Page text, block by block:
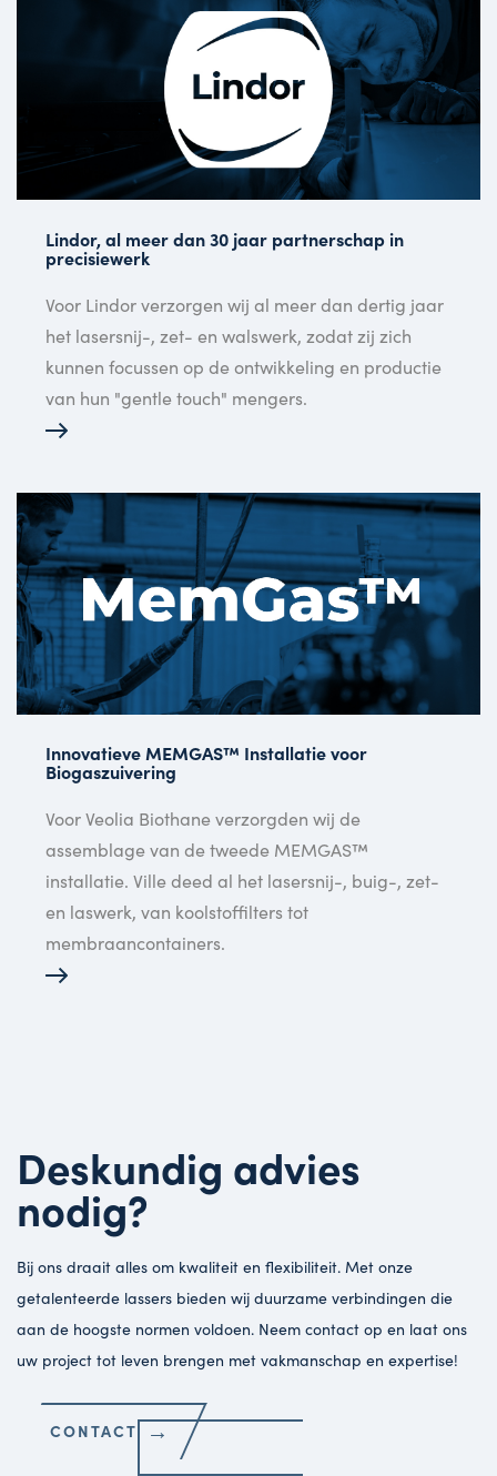
Lindor, al meer dan 30 jaar partnerschap in
precisiewerk
Voor Lindor verzorgen wij al meer dan dertig jaar
het lasersnij-, zet- en walswerk, zodat zij zich
kunnen focussen op de ontwikkeling en productie
van hun "gentle touch" mengers.
Innovatieve MEMGAS™ Installatie voor
Biogaszuivering
Voor Veolia Biothane verzorgden wij de
assemblage van de tweede MEMGAS™
installatie. Ville deed al het lasersnij-, buig-, zet-
en laswerk, van koolstoffilters tot
membraancontainers.
Deskundig advies
nodig?
Bij ons draait alles om kwaliteit en flexibiliteit. Met onze
getalenteerde lassers bieden wij duurzame verbindingen die
aan de hoogste normen voldoen. Neem contact op en laat ons
uw project tot leven brengen met vakmanschap en expertise!
CONTACT →